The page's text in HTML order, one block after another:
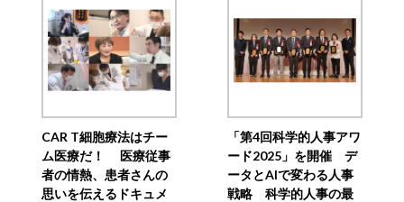
CAR T細胞療法はチー
ム医療だ！ 医療従事
者の情熱、患者さんの
思いを伝えるドキュメ
「第4回科学的人事アワ
ード2025」を開催 デ
ータとAIで変わる人事
戦略 科学的人事の最